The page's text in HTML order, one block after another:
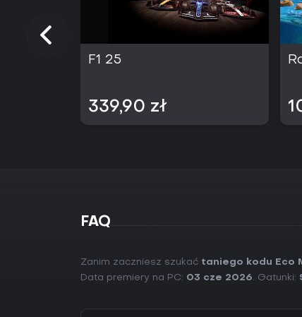
F1 25
339,90 zł
FAQ
Zanim zaczniesz szukać taniego kodu Eco
Data premiery na PC: 03 cze 2026. Gatunki: